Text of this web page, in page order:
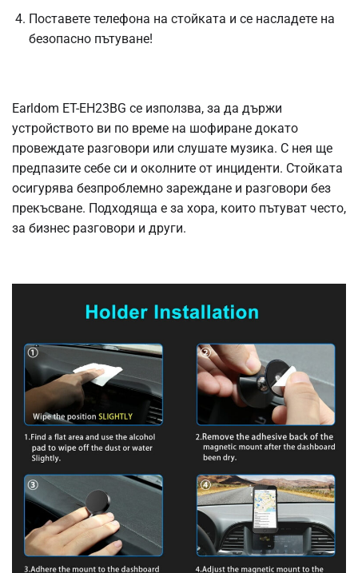
Поставете телефона на стойката и се насладете на
безопасно пътуване!
Earldom ET-EH23BG се използва, за да държи
устройството ви по време на шофиране докато
провеждате разговори или слушате музика. С нея ще
предпазите себе си и околните от инциденти. Стойката
осигурява безпроблемно зареждане и разговори без
прекъсване. Подходяща е за хора, които пътуват често,
за бизнес разговори и други.